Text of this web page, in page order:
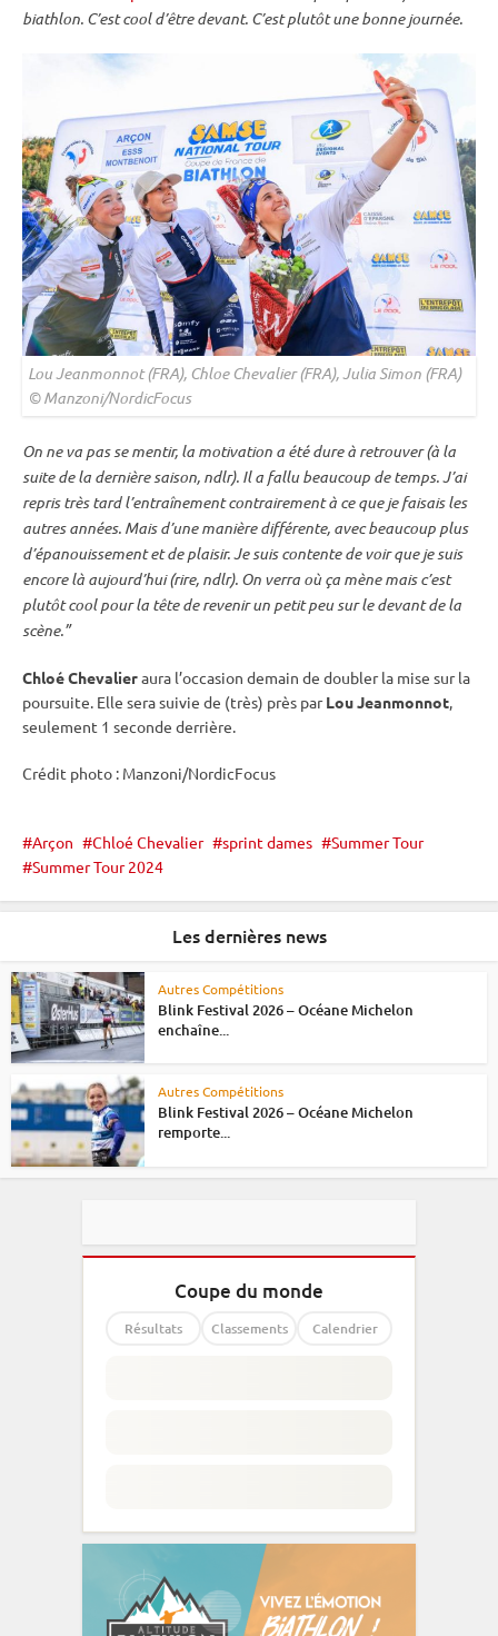
biathlon. C’est cool d’être devant. C’est plutôt une bonne journée.
Lou Jeanmonnot (FRA), Chloe Chevalier (FRA), Julia Simon (FRA)
© Manzoni/NordicFocus
On ne va pas se mentir, la motivation a été dure à retrouver (à la
suite de la dernière saison, ndlr). Il a fallu beaucoup de temps. J’ai
repris très tard l’entraînement contrairement à ce que je faisais les
autres années. Mais d’une manière différente, avec beaucoup plus
d’épanouissement et de plaisir. Je suis contente de voir que je suis
encore là aujourd’hui (rire, ndlr). On verra où ça mène mais c’est
plutôt cool pour la tête de revenir un petit peu sur le devant de la
scène.”
Chloé Chevalieraura l’occasion demain de doubler la mise sur la
poursuite. Elle sera suivie de (très) près parLou Jeanmonnot,
seulement 1 seconde derrière.
Crédit photo : Manzoni/NordicFocus
Arçon Chloé Chevalier sprint dames
Summer Tour
Summer Tour 2024
Les dernières news
Autres Compétitions
Blink Festival 2026 – Océane Michelon
enchaîne...
Autres Compétitions
Blink Festival 2026 – Océane Michelon
remporte...
Coupe du monde
Résultats Classements Calendrier